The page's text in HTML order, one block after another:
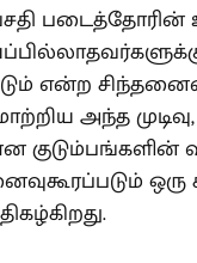
படைத்தோரின்
என்ற
அந்த
குடும்பங்களின்
ஒரு